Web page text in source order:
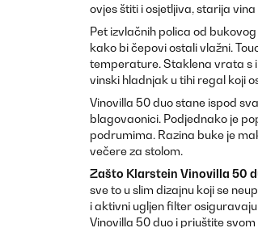
ovjes štiti i osjetljiva, starija
Pet izvlačnih polica od
kako bi čepovi ostali vlažni.
temperature. Staklena vrata s
vinski hladnjak u tihi regal koji
Vinovilla 50 duo stane ispod
blagovaonici. Podjednako je
podrumima. Razina buke je
večere za stolom.
Zašto Klarstein Vinovilla 50
sve to u slim dizajnu koji se
i aktivni ugljen filter
Vinovilla 50 duo i priuštite